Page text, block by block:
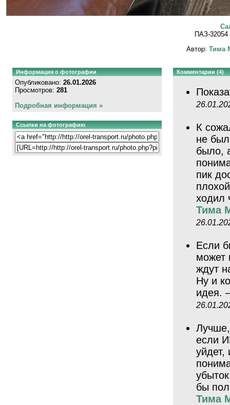
ПАЗ-32054
Автор: Тима
Информация о фотографии
Опубликовано: 26.01.2026
Просмотров: 281
Подробная информация »
Ссылки на фотографию
Комментарии (4)
К
не
было,
пик
ходил
Тима
Если
может
ждут
Ну и
если
уйдет,
бы
Тима